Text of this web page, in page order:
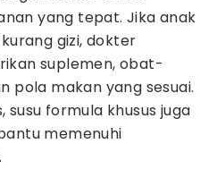
yang tepat. Jika anak
gizi, dokter
suplemen, obat-
pola makan yang sesuai.
formula khusus juga
memenuhi